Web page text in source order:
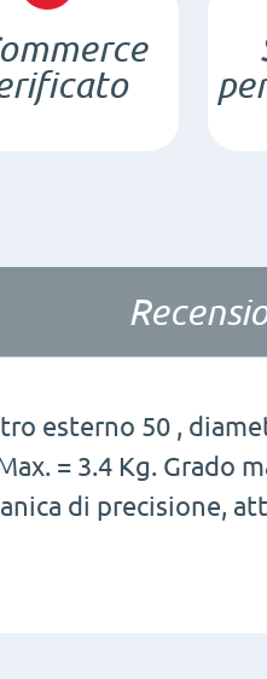
x
8
/
esterno 50 ,
= 3.4 Kg. Grado
di precisione,